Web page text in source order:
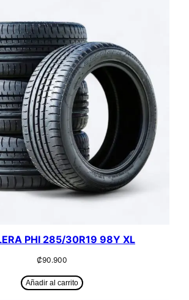
PHI 285/30R19 98Y XL
₡90.900
Añadir al carrito